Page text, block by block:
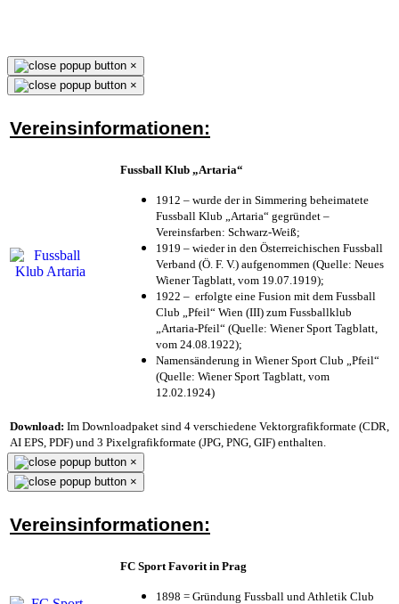
×
×
Vereinsinformationen:
Fussball Klub „Artaria“
1912 – wurde der in Simmering beheimatete
Fussball Klub „Artaria“ gegründet –
Vereinsfarben: Schwarz-Weiß;
1919 – wieder in den Österreichischen Fussball
Verband (Ö. F. V.) aufgenommen (Quelle: Neues
Wiener Tagblatt, vom 19.07.1919);
1922 – erfolgte eine Fusion mit dem Fussball
Club „Pfeil“ Wien (III) zum Fussballklub
„Artaria-Pfeil“ (Quelle: Wiener Sport Tagblatt,
vom 24.08.1922);
Namensänderung in Wiener Sport Club „Pfeil“
(Quelle: Wiener Sport Tagblatt, vom
12.02.1924)
Download: Im Downloadpaket sind 4 verschiedene Vektorgrafikformate (CDR,
AI EPS, PDF) und 3 Pixelgrafikformate (JPG, PNG, GIF) enthalten.
×
×
Vereinsinformationen:
FC Sport Favorit in Prag
1898 = Gründung Fussball und Athletik Club